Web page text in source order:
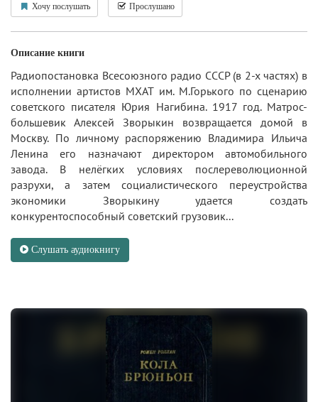
Хочу послушать Прослушано
Описание книги
Радиопостановка Всесоюзного радио СССР (в 2-х частях) в
исполнении артистов МХАТ им. М.Горького по сценарию
советского писателя Юрия Нагибина. 1917 год. Матрос-
большевик Алексей Зворыкин возвращается домой в
Москву. По личному распоряжению Владимира Ильича
Ленина его назначают директором автомобильного
завода. В нелёгких условиях послереволюционной
разрухи, а затем социалистического переустройства
экономики Зворыкину удается создать
конкурентоспособный советский грузовик...
Слушать аудиокнигу